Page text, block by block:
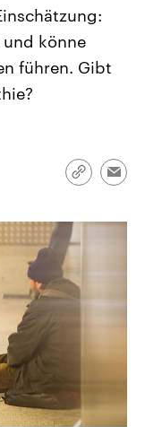
Beiträge,
und
die Vereinigten
großem Einfluss auf
könne
führen. Gibt
Link